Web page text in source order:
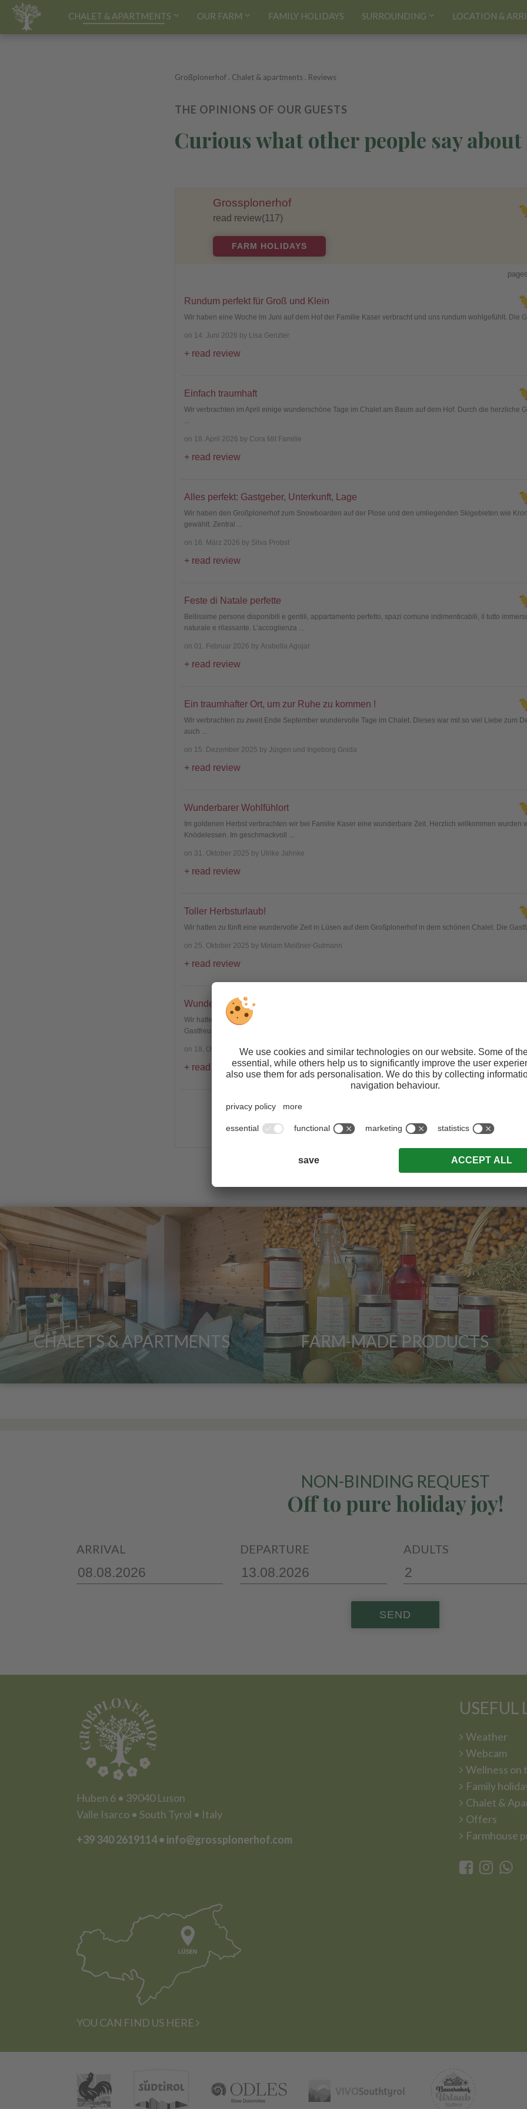
HOME[EN] CHALET & APARTMENTS OUR FARM FAMILY HOLIDAYS SURROUNDING LOCATION &
Großplonerhof . Chalet & apartments . Reviews
THE OPINIONS OF OUR GUESTS
Curious what other people say about
Grossplonerhof
read review(117)
FARM HOLIDAYS
pages
Rundum perfekt für Groß und Klein
Wir haben eine Woche im Juni auf dem Hof der Familie Kaser verbracht und uns rundum wohlgefühlt. Die
on 14. Juni 2026 by Lisa Genzler
read review
Einfach traumhaft
Wir verbrachten im April einige wunderschöne Tage im Chalet am Baum auf dem Hof. Durch die herzliche
...
on 18. April 2026 by Cora Mit Familie
read review
Alles perfekt: Gastgeber, Unterkunft, Lage
Wir haben den Großplonerhof zum Snowboarden auf der Plose und den umliegenden Skigebieten wie
gewählt. Zentral ...
on 16. März 2026 by Silva Probst
read review
Feste di Natale perfette
Bellissime persone disponibili e gentili, appartamento perfetto, spazi comune indimenticabili, il tutto
naturale e rilassante. L’accoglienza ...
on 01. Februar 2026 by Arabella Agujar
read review
Ein traumhafter Ort, um zur Ruhe zu kommen !
Wir verbrachten zu zweit Ende September wundervolle Tage im Chalet. Dieses war mit so viel Liebe zum
auch ...
on 15. Dezember 2025 by Jürgen und Ingeborg Gnida
read review
Wunderbarer Wohlfühlort
Im goldenen Herbst verbrachten wir bei Familie Kaser eine wunderbare Zeit. Herzlich willkommen wurden
Knödelessen. Im geschmackvoll ...
on 31. Oktober 2025 by Ulrike Jahnke
read review
Toller Herbsturlaub!
Wir hatten zu fünft eine wundervolle Zeit in Lüsen auf dem Großplonerhof in dem schönen Chalet. Die
on 25. Oktober 2025 by Miriam Meißner-Gutmann
read review
Wunderbarer Urlaub für die ganze Familie
Wir hatten einen außerordentlich schönen Urlaub auf dem Grossplonerhof und haben uns sehr wohl
Gastfreundschaft von Elisabeth
on 18. Oktober 2025 by Tim Vogl
read review
CHALETS & APARTMENTS FARM-MADE PRODUCTS
NON-BINDING REQUEST
Off to pure holiday joy!
ARRIVAL DEPARTURE ADULTS
SEND
USEFUL
Weather
Webcam
Wellness on
Family
Chalet &
Offers
Farmhouse
Huben 6 • 39040 Luson
Valle Isarco • South Tyrol • Italy
+39 340 2619114• info@grossplonerhof.com
YOU CAN FIND US HERE